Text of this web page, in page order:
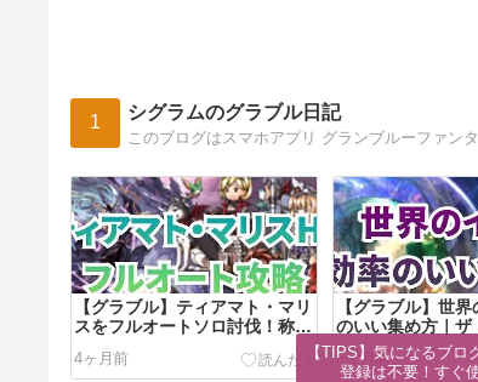
1 シグラムのグラブル日記
このブログはスマホアプリ グランブルーファン
【グラブル】ティアマト・マリ
スをフルオートソロ討伐！称号
法
4ヶ月前
【グラブル】世
のいい集め方｜ザ
HL青箱周回が最速
5ヶ月前
【TIPS】気になるブロ
登録は不要！すぐ